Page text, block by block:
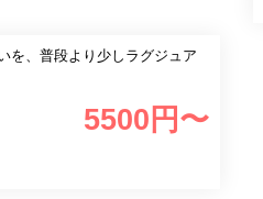
を、普段より少しラグジュア
5500 円〜